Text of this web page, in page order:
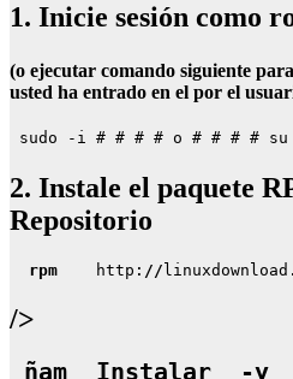
1. Inicie sesión como
(o ejecutar comando siguiente
usted ha entrado en el por el
sudo -i # # # # o # # # #
2. Instale el paquete
Repositorio
rpm http: //
/>
ñam Instalar -y